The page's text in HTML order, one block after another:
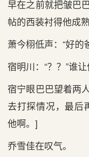
早在之前就把皱巴
帖的西‌装衬得他成
萧今栩低声：“好的
宿明川：“？？”谁
宿宁眼巴巴望着两
去打探情况，最后‌
他啊。]
乔雪佳在叹气‌。